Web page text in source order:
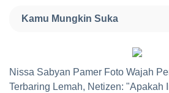
Kamu Mungkin Suka
Nissa Sabyan Pamer Foto Wajah
Terbaring Lemah, Netizen: "Apakah